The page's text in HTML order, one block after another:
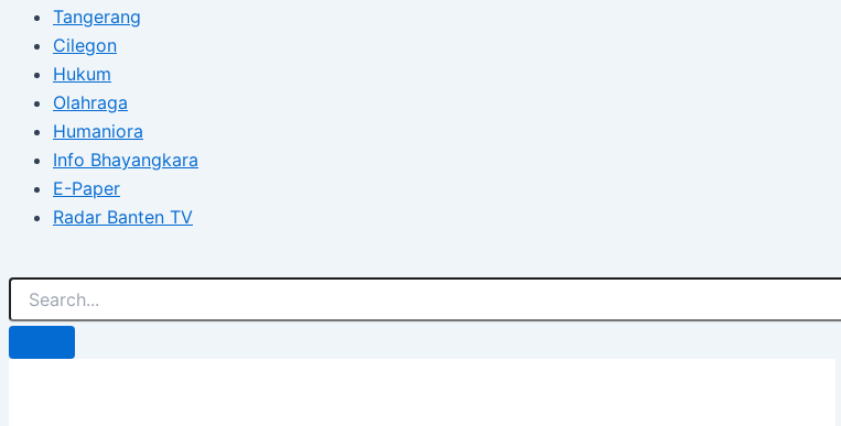
Tangerang
Cilegon
Hukum
Olahraga
Humaniora
Info Bhayangkara
E-Paper
Radar Banten TV